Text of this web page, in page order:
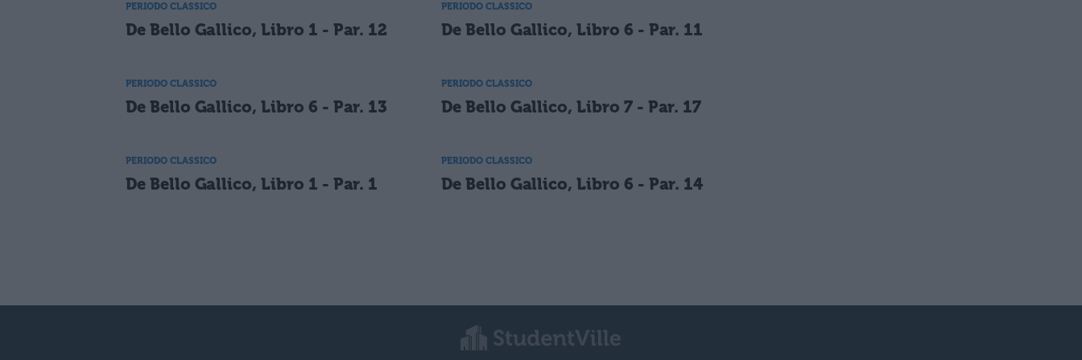
PERIODO CLASSICO
De Bello Gallico, Libro 1 - Par. 12
PERIODO CLASSICO
De Bello Gallico, Libro 6 - Par. 11
PERIODO CLASSICO
De Bello Gallico, Libro 6 - Par. 13
PERIODO CLASSICO
De Bello Gallico, Libro 7 - Par. 17
PERIODO CLASSICO
De Bello Gallico, Libro 1 - Par. 1
PERIODO CLASSICO
De Bello Gallico, Libro 6 - Par. 14